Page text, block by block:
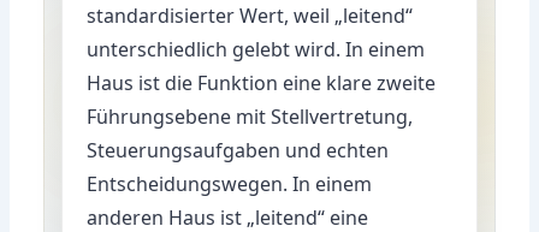
standardisierter Wert, weil „leitend“
unterschiedlich gelebt wird. In einem
Haus ist die Funktion eine klare zweite
Führungsebene mit Stellvertretung,
Steuerungsaufgaben und echten
Entscheidungswegen. In einem
anderen Haus ist „leitend“ eine